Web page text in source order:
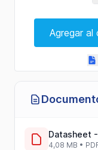
Agregar al
4,08 MB •